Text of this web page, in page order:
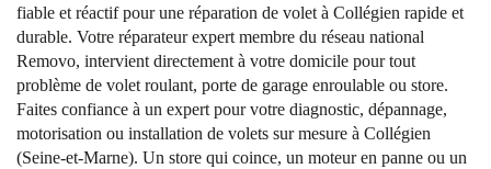
fiable et réactif pour une réparation de volet à Collégien rapide et
durable. Votre réparateur expert membre du réseau national
Removo, intervient directement à votre domicile pour tout
problème de volet roulant, porte de garage enroulable ou store.
Faites confiance à un expert pour votre diagnostic, dépannage,
motorisation ou installation de volets sur mesure à Collégien
(Seine-et-Marne). Un store qui coince, un moteur en panne ou un